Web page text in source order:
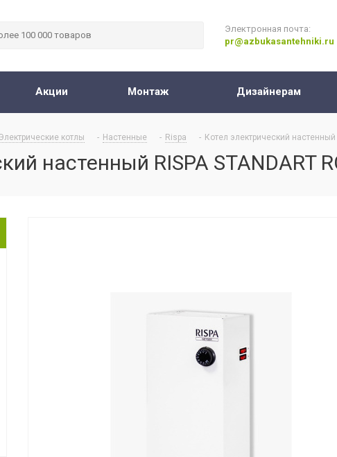
Электронная почта:
pr@azbukasantehniki.ru
Акции Монтаж Дизайнерам
котлы - Настенные - Rispa - Котел электрический
настенный RISPA STANDART